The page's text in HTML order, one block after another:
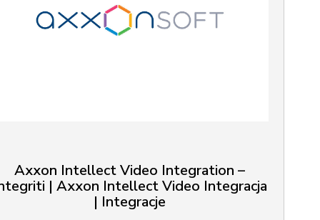
Axxon Intellect Video Integration –
| Axxon Intellect Video Integracja
| Integracje